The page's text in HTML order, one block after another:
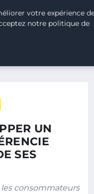
QUI DIFFÉRENCIE MON…
UN
SES
consommateurs
votre expérience
notre politique de